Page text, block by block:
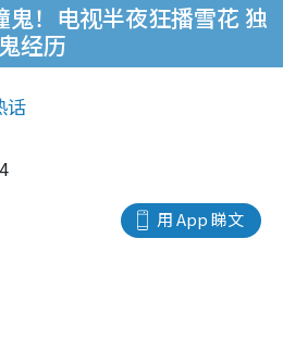
！电视半夜狂播雪花 独
经历
话
用 App 睇文